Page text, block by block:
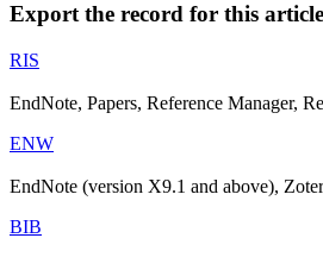
Export the record for this article
RIS
EndNote, Papers, Reference Manager,
ENW
EndNote (version X9.1 and above),
BIB